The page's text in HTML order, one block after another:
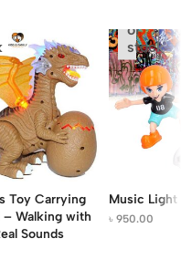
Toy Carrying
– Walking with
Sounds
of
stock
Music Light
৳950.00